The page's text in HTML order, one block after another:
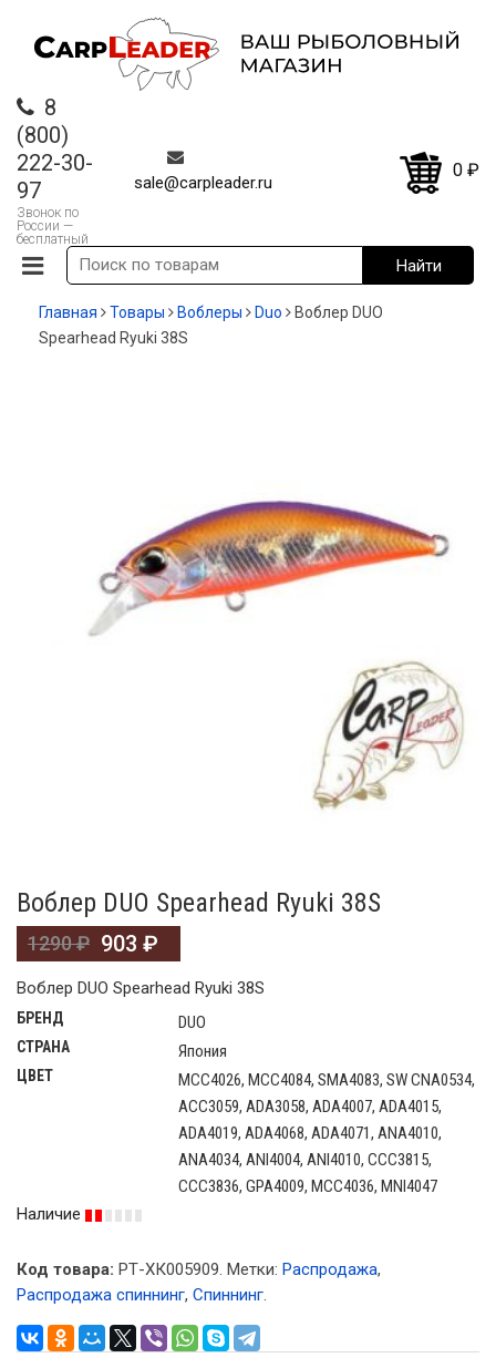
8
(800)
222-30-
97
Звонок по
России —
бесплатный
sale@carpleader.ru
0 ₽
Главная Товары Воблеры Duo
Воблер DUO
Spearhead Ryuki 38S
Воблер DUO Spearhead Ryuki 38S
1290₽ 903 ₽
Воблер DUO Spearhead Ryuki 38S
БРЕНД DUO
СТРАНА Япония
ЦВЕТ
MCC4026, MCC4084, SMA4083, SW CNA0534,
ACC3059, ADA3058, ADA4007, ADA4015,
ADA4019, ADA4068, ADA4071, ANA4010,
ANA4034, ANI4004, ANI4010, CCC3815,
CCC3836, GPA4009, MCC4036, MNI4047
Наличие
Код товара: РТ-ХК005909. Метки: Распродажа,
Распродажа спиннинг, Спиннинг.